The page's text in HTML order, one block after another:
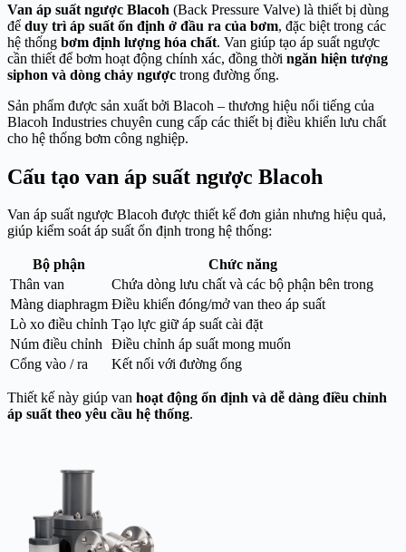
Van áp suất ngược Blacoh (Back Pressure Valve) là thiết bị dùng
để duy trì áp suất ổn định ở đầu ra của bơm, đặc biệt trong các
hệ thống bơm định lượng hóa chất. Van giúp tạo áp suất ngược
cần thiết để bơm hoạt động chính xác, đồng thời ngăn hiện tượng
siphon và dòng chảy ngược trong đường ống.
Sản phẩm được sản xuất bởi Blacoh – thương hiệu nổi tiếng của
Blacoh Industries chuyên cung cấp các thiết bị điều khiển lưu chất
cho hệ thống bơm công nghiệp.
Cấu tạo van áp suất ngược Blacoh
Van áp suất ngược Blacoh được thiết kế đơn giản nhưng hiệu quả,
giúp kiểm soát áp suất ổn định trong hệ thống:
Bộ phận
Chức năng
Thân van
Chứa dòng lưu chất và các bộ phận bên trong
Màng diaphragm Điều khiển đóng/mở van theo áp suất
Lò xo điều chỉnh Tạo lực giữ áp suất cài đặt
Núm điều chỉnh Điều chỉnh áp suất mong muốn
Cổng vào / ra
Kết nối với đường ống
Thiết kế này giúp van hoạt động ổn định và dễ dàng điều chỉnh
áp suất theo yêu cầu hệ thống.